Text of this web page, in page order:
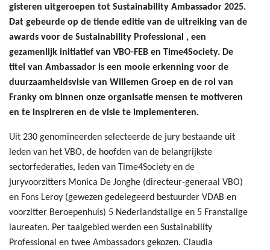
gisteren uitgeroepen tot Sustainability Ambassador 2025.
Dat gebeurde op de tiende editie van de uitreiking van de
awards voor de Sustainability Professional , een
gezamenlijk initiatief van VBO-FEB en Time4Society. De
titel van Ambassador is een mooie erkenning voor de
duurzaamheidsvisie van Willemen Groep en de rol van
Franky om binnen onze organisatie mensen te motiveren
en te inspireren en de visie te implementeren.
Uit 230 genomineerden selecteerde de jury bestaande uit
leden van het VBO, de hoofden van de belangrijkste
sectorfederaties, leden van Time4Society en de
juryvoorzitters Monica De Jonghe (directeur-generaal VBO)
en Fons Leroy (gewezen gedelegeerd bestuurder VDAB en
voorzitter Beroepenhuis) 5 Nederlandstalige en 5 Franstalige
laureaten. Per taalgebied werden een Sustainability
Professional en twee Ambassadors gekozen. Claudia